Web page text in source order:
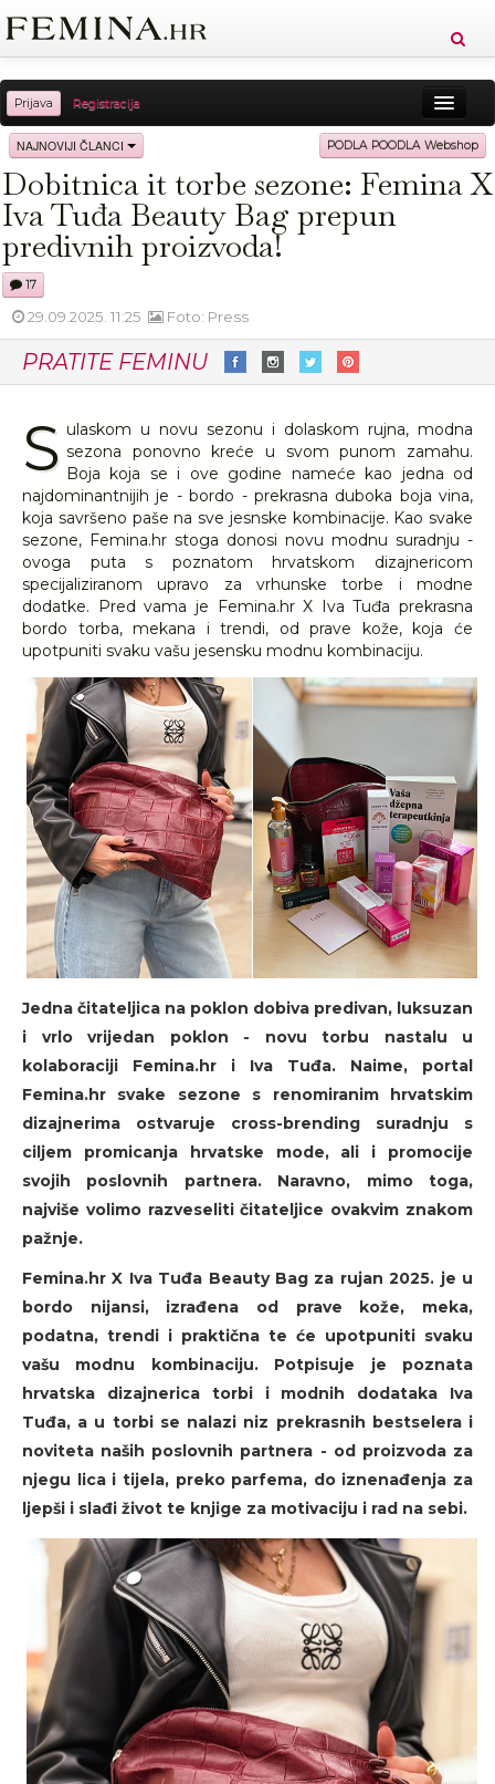
Prijava Registracija
Sreća Zdravlje Vitkost
Moda Ljubav Relax Putovanja Recepti
Proizvodi Knjige Cool
NAJNOVIJI ČLANCI PODLA POODLA Webshop
Dobitnica it torbe sezone: Femina X
Iva Tuđa Beauty Bag prepun
predivnih proizvoda!
17
29.09.2025. 11:25 Foto: Press
PRATITE FEMINU
S ulaskom u novu sezonu i dolaskom rujna, modna
sezona ponovno kreće u svom punom zamahu.
Boja koja se i ove godine nameće kao jedna od
najdominantnijih je - bordo - prekrasna duboka boja vina,
koja savršeno paše na sve jesnske kombinacije. Kao svake
sezone, Femina.hr stoga donosi novu modnu suradnju -
ovoga puta s poznatom hrvatskom dizajnericom
specijaliziranom upravo za vrhunske torbe i modne
dodatke. Pred vama je Femina.hr X Iva Tuđa prekrasna
bordo torba, mekana i trendi, od prave kože, koja će
upotpuniti svaku vašu jesensku modnu kombinaciju.
Jedna čitateljica na poklon dobiva predivan, luksuzan
i vrlo vrijedan poklon - novu torbu nastalu u
kolaboraciji Femina.hr i Iva Tuđa. Naime, portal
Femina.hr svake sezone s renomiranim hrvatskim
dizajnerima ostvaruje cross-brending suradnju s
ciljem promicanja hrvatske mode, ali i promocije
svojih poslovnih partnera. Naravno, mimo toga,
najviše volimo razveseliti čitateljice ovakvim znakom
pažnje.
Femina.hr X Iva Tuđa Beauty Bag za rujan 2025. je u
bordo nijansi, izrađena od prave kože, meka,
podatna, trendi i praktična te će upotpuniti svaku
vašu modnu kombinaciju. Potpisuje je poznata
hrvatska dizajnerica torbi i modnih dodataka Iva
Tuđa, a u torbi se nalazi niz prekrasnih bestselera i
noviteta naših poslovnih partnera - od proizvoda za
njegu lica i tijela, preko parfema, do iznenađenja za
ljepši i slađi život te knjige za motivaciju i rad na sebi.